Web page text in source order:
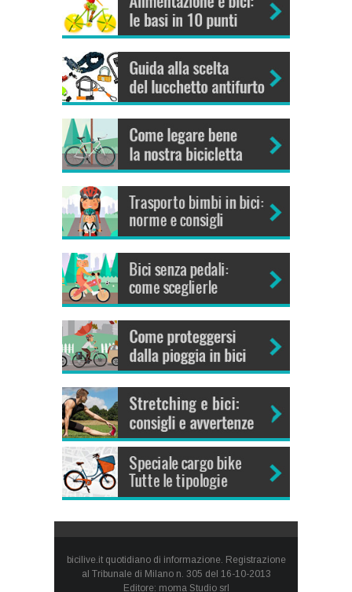
bicilive.it quotidiano di informazione. Registrazione
al Tribunale di Milano n. 305 del 16-10-2013
Editore: moma Studio srl